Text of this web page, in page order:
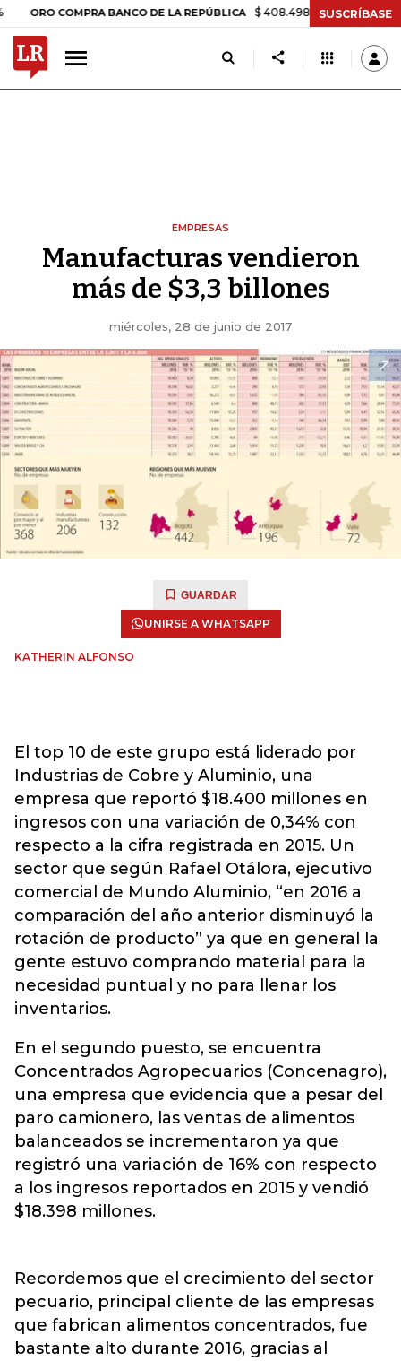
COMPRA BANCO DE LA REPÚBLICA $ 408.498,97 +$ 8.753,81 +2,19%
SUSCRÍBASE
EMPRESAS
Manufacturas vendieron
más de $3,3 billones
miércoles, 28 de junio de 2017
GUARDAR
UNIRSE A WHATSAPP
KATHERIN ALFONSO
El top 10 de este grupo está liderado por
Industrias de Cobre y Aluminio, una
empresa que reportó $18.400 millones en
ingresos con una variación de 0,34% con
respecto a la cifra registrada en 2015. Un
sector que según Rafael Otálora, ejecutivo
comercial de Mundo Aluminio, “en 2016 a
comparación del año anterior disminuyó la
rotación de producto” ya que en general la
gente estuvo comprando material para la
necesidad puntual y no para llenar los
inventarios.
En el segundo puesto, se encuentra
Concentrados Agropecuarios (Concenagro),
una empresa que evidencia que a pesar del
paro camionero, las ventas de alimentos
balanceados se incrementaron ya que
registró una variación de 16% con respecto
a los ingresos reportados en 2015 y vendió
$18.398 millones.
Recordemos que el crecimiento del sector
pecuario, principal cliente de las empresas
que fabrican alimentos concentrados, fue
bastante alto durante 2016, gracias al